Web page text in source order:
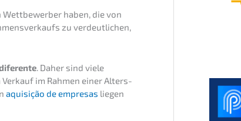
haben, die von
zu verdeut­li­chen,
. Daher sind viele
im Rahmen einer Alters­
aquisi­ção de empre­sas liegen